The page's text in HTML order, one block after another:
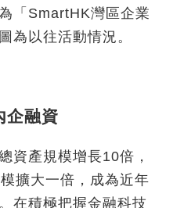
「SmartHK灣區企業
為以往活動情況。
企融資
資產規模增長10倍，
擴大一倍，成為近年
在積極把握金融科技